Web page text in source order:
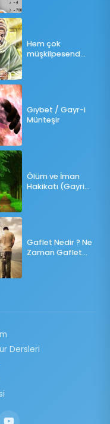
Hem çok
müşkilpesend
Gıybet / Gayr-i
Münteşir
Ölüm ve İman
Hakikatı (Gayri
Gaflet Nedir ? Ne
Zaman Gaflet
Dersleri